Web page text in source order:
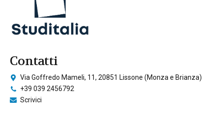
Contatti
Via Goffredo Mameli, 11, 20851 Lissone (Monza e Brianza)
+39 039 2456792
Scrivici